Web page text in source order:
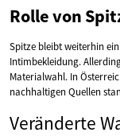
Rolle von
Spitze bleibt weiterhin
Intimbekleidung.
Materialwahl. In
nachhaltigen Quellen
Veränderte